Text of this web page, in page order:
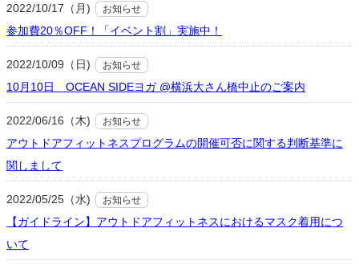
2022/10/17（月) お知らせ
参加費20％OFF！「イベント割」実施中！
2022/10/09（日) お知らせ
10月10日 OCEAN SIDEヨガ @横浜大さん橋中止のご案内
2022/06/16（木) お知らせ
アウトドアフィットネスプログラムの開催可否に関する判断基準に
関しまして
2022/05/25（水) お知らせ
【ガイドライン】アウトドアフィットネスにおけるマスク着用につ
いて